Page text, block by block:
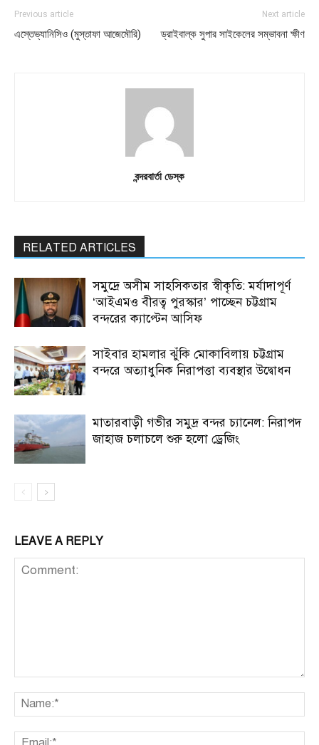
Previous article
এস্তেভ্যানিসিও (মুস্তাফা আজেমৌরি)
Next article
ড্রাইবাল্ক সুপার সাইকেলের সম্ভাবনা ক্ষীণ
বন্দরবার্তা ডেস্ক
RELATED ARTICLES
সমুদ্রে অসীম সাহসিকতার স্বীকৃতি: মর্যাদাপূর্ণ
‘আইএমও বীরত্ব পুরস্কার’ পাচ্ছেন চট্টগ্রাম
বন্দরের ক্যাপ্টেন আসিফ
সাইবার হামলার ঝুঁকি মোকাবিলায় চট্টগ্রাম
বন্দরে অত্যাধুনিক নিরাপত্তা ব্যবস্থার উদ্বোধন
মাতারবাড়ী গভীর সমুদ্র বন্দর চ্যানেল: নিরাপদ
জাহাজ চলাচলে শুরু হলো ড্রেজিং
LEAVE A REPLY